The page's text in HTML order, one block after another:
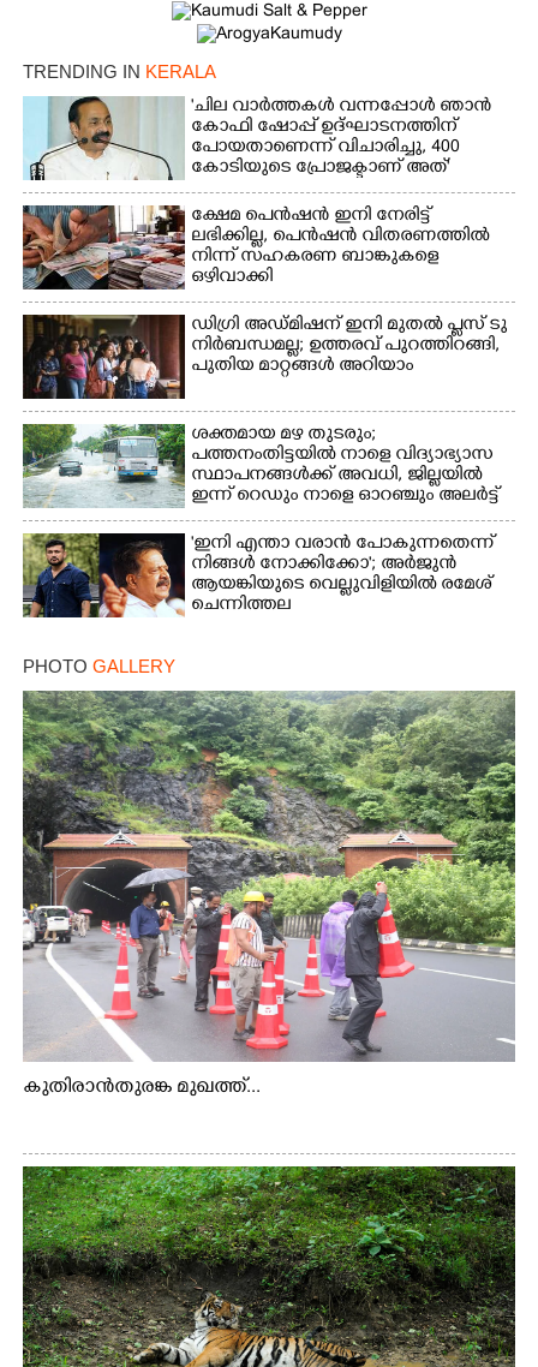
TRENDING IN KERALA
'ചില വാർത്തകൾ വന്നപ്പോൾ ഞാൻ
കോഫി ഷോപ്പ് ഉദ്ഘാടനത്തിന്
പോയതാണെന്ന് വിചാരിച്ചു, 400
കോടിയുടെ പ്രോജക്ടാണ് അത്'
ക്ഷേമ പെൻഷൻ ഇനി നേരിട്ട്
ലഭിക്കില്ല,​ പെൻഷൻ വിതരണത്തിൽ
നിന്ന് സഹകരണ ബാങ്കുകളെ
ഒഴിവാക്കി
ഡിഗ്രി അഡ്മിഷന് ഇനി മുതൽ പ്ലസ് ടു
നിർബന്ധമല്ല; ഉത്തരവ് പുറത്തിറങ്ങി,
പുതിയ മാറ്റങ്ങൾ അറിയാം
ശക്തമായ മഴ തുടരും;
പത്തനംതിട്ടയിൽ നാളെ വിദ്യാഭ്യാസ
സ്ഥാപനങ്ങൾക്ക് അവധി,​ ജില്ലയിൽ
ഇന്ന് റെ‌ഡും നാളെ ഓറഞ്ചും അലർട്ട്
'ഇനി എന്താ വരാൻ പോകുന്നതെന്ന്
നിങ്ങൾ നോക്കിക്കോ'; അർജുൻ
ആയങ്കിയുടെ വെല്ലുവിളിയിൽ രമേശ്
ചെന്നിത്തല
PHOTO GALLERY
കുതിരാൻതുരങ്ക മുഖത്ത്...
Copy Link